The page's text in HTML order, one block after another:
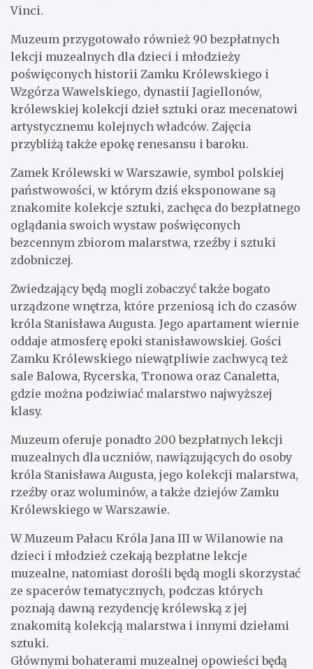
Vinci.
Muzeum przygotowało również 90 bezpłatnych
lekcji muzealnych dla dzieci i młodzieży
poświęconych historii Zamku Królewskiego i
Wzgórza Wawelskiego, dynastii Jagiellonów,
królewskiej kolekcji dzieł sztuki oraz mecenatowi
artystycznemu kolejnych władców. Zajęcia
przybliżą także epokę renesansu i baroku.
Zamek Królewski w Warszawie, symbol polskiej
państwowości, w którym dziś eksponowane są
znakomite kolekcje sztuki, zachęca do bezpłatnego
oglądania swoich wystaw poświęconych
bezcennym zbiorom malarstwa, rzeźby i sztuki
zdobniczej.
Zwiedzający będą mogli zobaczyć także bogato
urządzone wnętrza, które przeniosą ich do czasów
króla Stanisława Augusta. Jego apartament wiernie
oddaje atmosferę epoki stanisławowskiej. Gości
Zamku Królewskiego niewątpliwie zachwycą też
sale Balowa, Rycerska, Tronowa oraz Canaletta,
gdzie można podziwiać malarstwo najwyższej
klasy.
Muzeum oferuje ponadto 200 bezpłatnych lekcji
muzealnych dla uczniów, nawiązujących do osoby
króla Stanisława Augusta, jego kolekcji malarstwa,
rzeźby oraz woluminów, a także dziejów Zamku
Królewskiego w Warszawie.
W Muzeum Pałacu Króla Jana III w Wilanowie na
dzieci i młodzież czekają bezpłatne lekcje
muzealne, natomiast dorośli będą mogli skorzystać
ze spacerów tematycznych, podczas których
poznają dawną rezydencję królewską z jej
znakomitą kolekcją malarstwa i innymi dziełami
sztuki.
Głównymi bohaterami muzealnej opowieści będą